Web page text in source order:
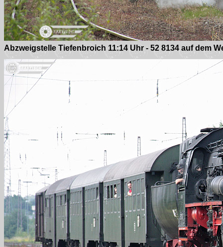
Abzweigstelle Tiefenbroich 11:14 Uhr - 52 8134 auf dem